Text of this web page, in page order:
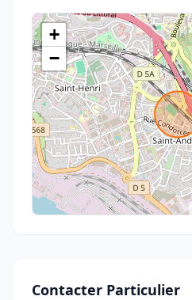
+
−
Contacter Particulier